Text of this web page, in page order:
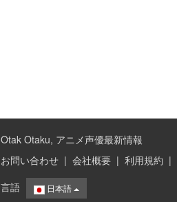
Otak Otaku, アニメ声優最新情報
お問い合わせ | 会社概要 | 利用規約 |
言語
日本語